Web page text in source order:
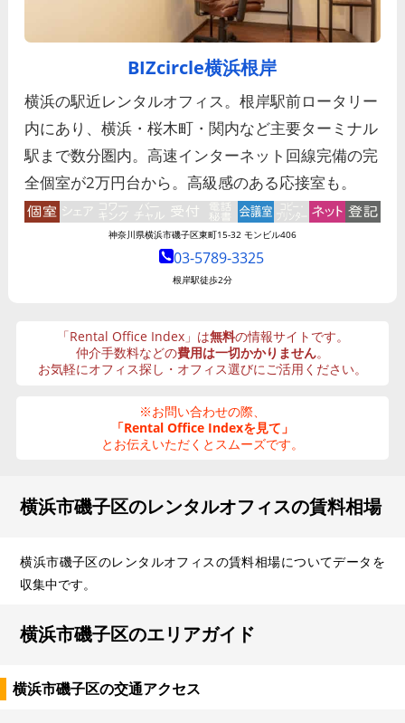
BIZcircle横浜根岸
横浜の駅近レンタルオフィス。根岸駅前ロータリー
内にあり、横浜・桜木町・関内など主要ターミナル
駅まで数分圏内。高速インターネット回線完備の完
全個室が2万円台から。高級感のある応接室も。
神奈川県横浜市磯子区東町15-32 モンビル406
03-5789-3325
根岸駅徒歩2分
「Rental Office Index」は無料の情報サイトです。
仲介手数料などの費用は一切かかりません。
お気軽にオフィス探し・オフィス選びにご活用ください。
※お問い合わせの際、
「Rental Office Indexを見て」
とお伝えいただくとスムーズです。
横浜市磯子区のレンタルオフィスの賃料相場
横浜市磯子区のレンタルオフィスの賃料相場についてデータを
収集中です。
横浜市磯子区のエリアガイド
横浜市磯子区の交通アクセス